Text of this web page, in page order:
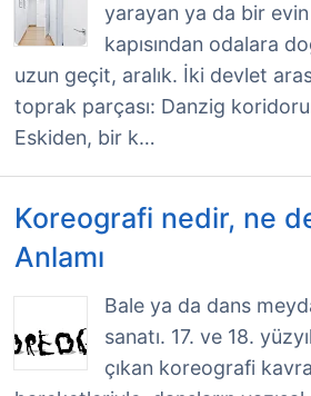
yarayan ya da bir
kapısından odalara
uzun geçit, aralık. İki devlet
toprak parçası: Danzig
Eskiden, bir k…
Koreografi nedir, ne
Anlamı
Bale ya da dans
sanatı. 17. ve 18.
çıkan koreografi